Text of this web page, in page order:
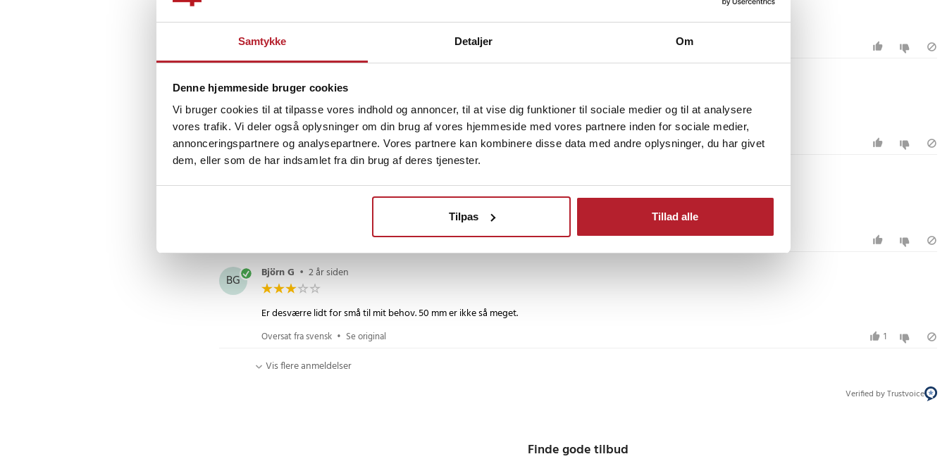
Samtykke Detaljer Om
Denne hjemmeside bruger cookies
Vi bruger cookies til at tilpasse vores indhold og annoncer, til at vise dig funktioner til sociale medier og til at analysere
vores trafik. Vi deler også oplysninger om din brug af vores hjemmeside med vores partnere inden for sociale medier,
annonceringspartnere og analysepartnere. Vores partnere kan kombinere disse data med andre oplysninger, du har givet
dem, eller som de har indsamlet fra din brug af deres tjenester.
Tilpas Tillad alle
Laleh. Adibyaghmsie
FO
Bruges til at tænde et bål, og det virker. Som forstørrelsesglas er det for lille.
Oversat fra svensk•Se original
P
Det var ikke så godt, som jeg havde troet. Undskyld.
Se original
BG Björn G • 2 år siden
Er desværre lidt for små til mit behov. 50 mm er ikke så meget.
Oversat fra svensk • Se original 1
Vis flere anmeldelser
Verified by Trustvoice
Finde gode tilbud